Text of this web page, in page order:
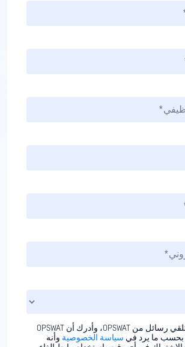
أوافق على تلقي رسائل من OPSWAT، وأدرك أن OPSWAT
بحسب ما يرد في سياسة الخصوصية وأنه